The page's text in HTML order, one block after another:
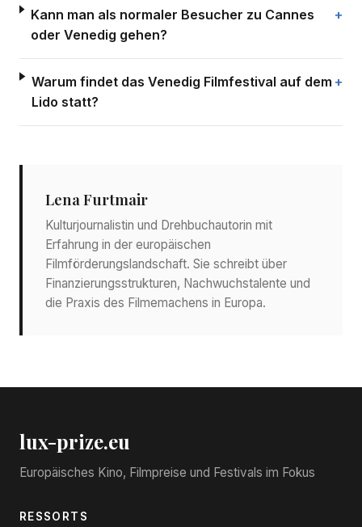
Kann man als normaler Besucher zu Cannes
oder Venedig gehen?
Warum findet das Venedig Filmfestival auf dem
Lido statt?
Lena Furtmair
Kulturjournalistin und Drehbuchautorin mit
Erfahrung in der europäischen
Filmförderungslandschaft. Sie schreibt über
Finanzierungsstrukturen, Nachwuchstalente und
die Praxis des Filmemachens in Europa.
lux-prize.eu
Europäisches Kino, Filmpreise und Festivals im Fokus
RESSORTS